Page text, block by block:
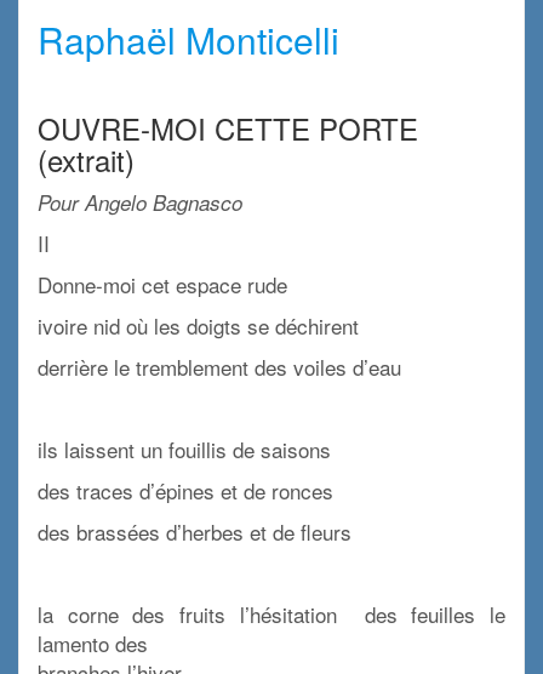
Raphaël Monticelli
OUVRE-MOI CETTE PORTE
(extrait)
Pour Angelo Bagnasco
II
Donne-moi cet espace rude
ivoire nid où les doigts se déchirent
derrière le tremblement des voiles d’eau
ils laissent un fouillis de saisons
des traces d’épines et de ronces
des brassées d’herbes et de fleurs
la corne des fruits l’hésitation des feuilles le
lamento des